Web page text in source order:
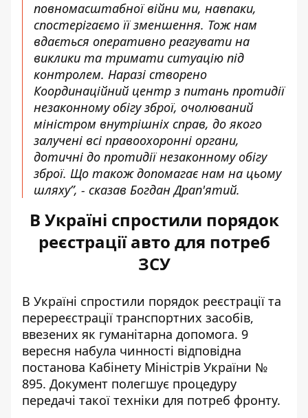
повномасштабної війни ми, навпаки,
спостерігаємо її зменшення. Тож нам
вдається оперативно реагувати на
виклики та тримати ситуацію під
контролем. Наразі створено
Координаційний центр з питань протидії
незаконному обігу зброї, очолюваний
міністром внутрішніх справ, до якого
залучені всі правоохоронні органи,
дотичні до протидії незаконному обігу
зброї. Що також допомагає нам на цьому
шляху”, - сказав Богдан Драп'ятий.
В Україні спростили порядок
реєстрації авто для потреб
ЗСУ
В Україні спростили порядок реєстрації та
перереєстрації транспортних засобів,
ввезених як гуманітарна допомога. 9
вересня набула чинності відповідна
постанова Кабінету Міністрів України №
895. Документ полегшує процедуру
передачі такої техніки для потреб фронту.